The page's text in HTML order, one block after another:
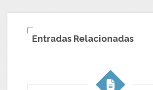
Entradas Relacionadas